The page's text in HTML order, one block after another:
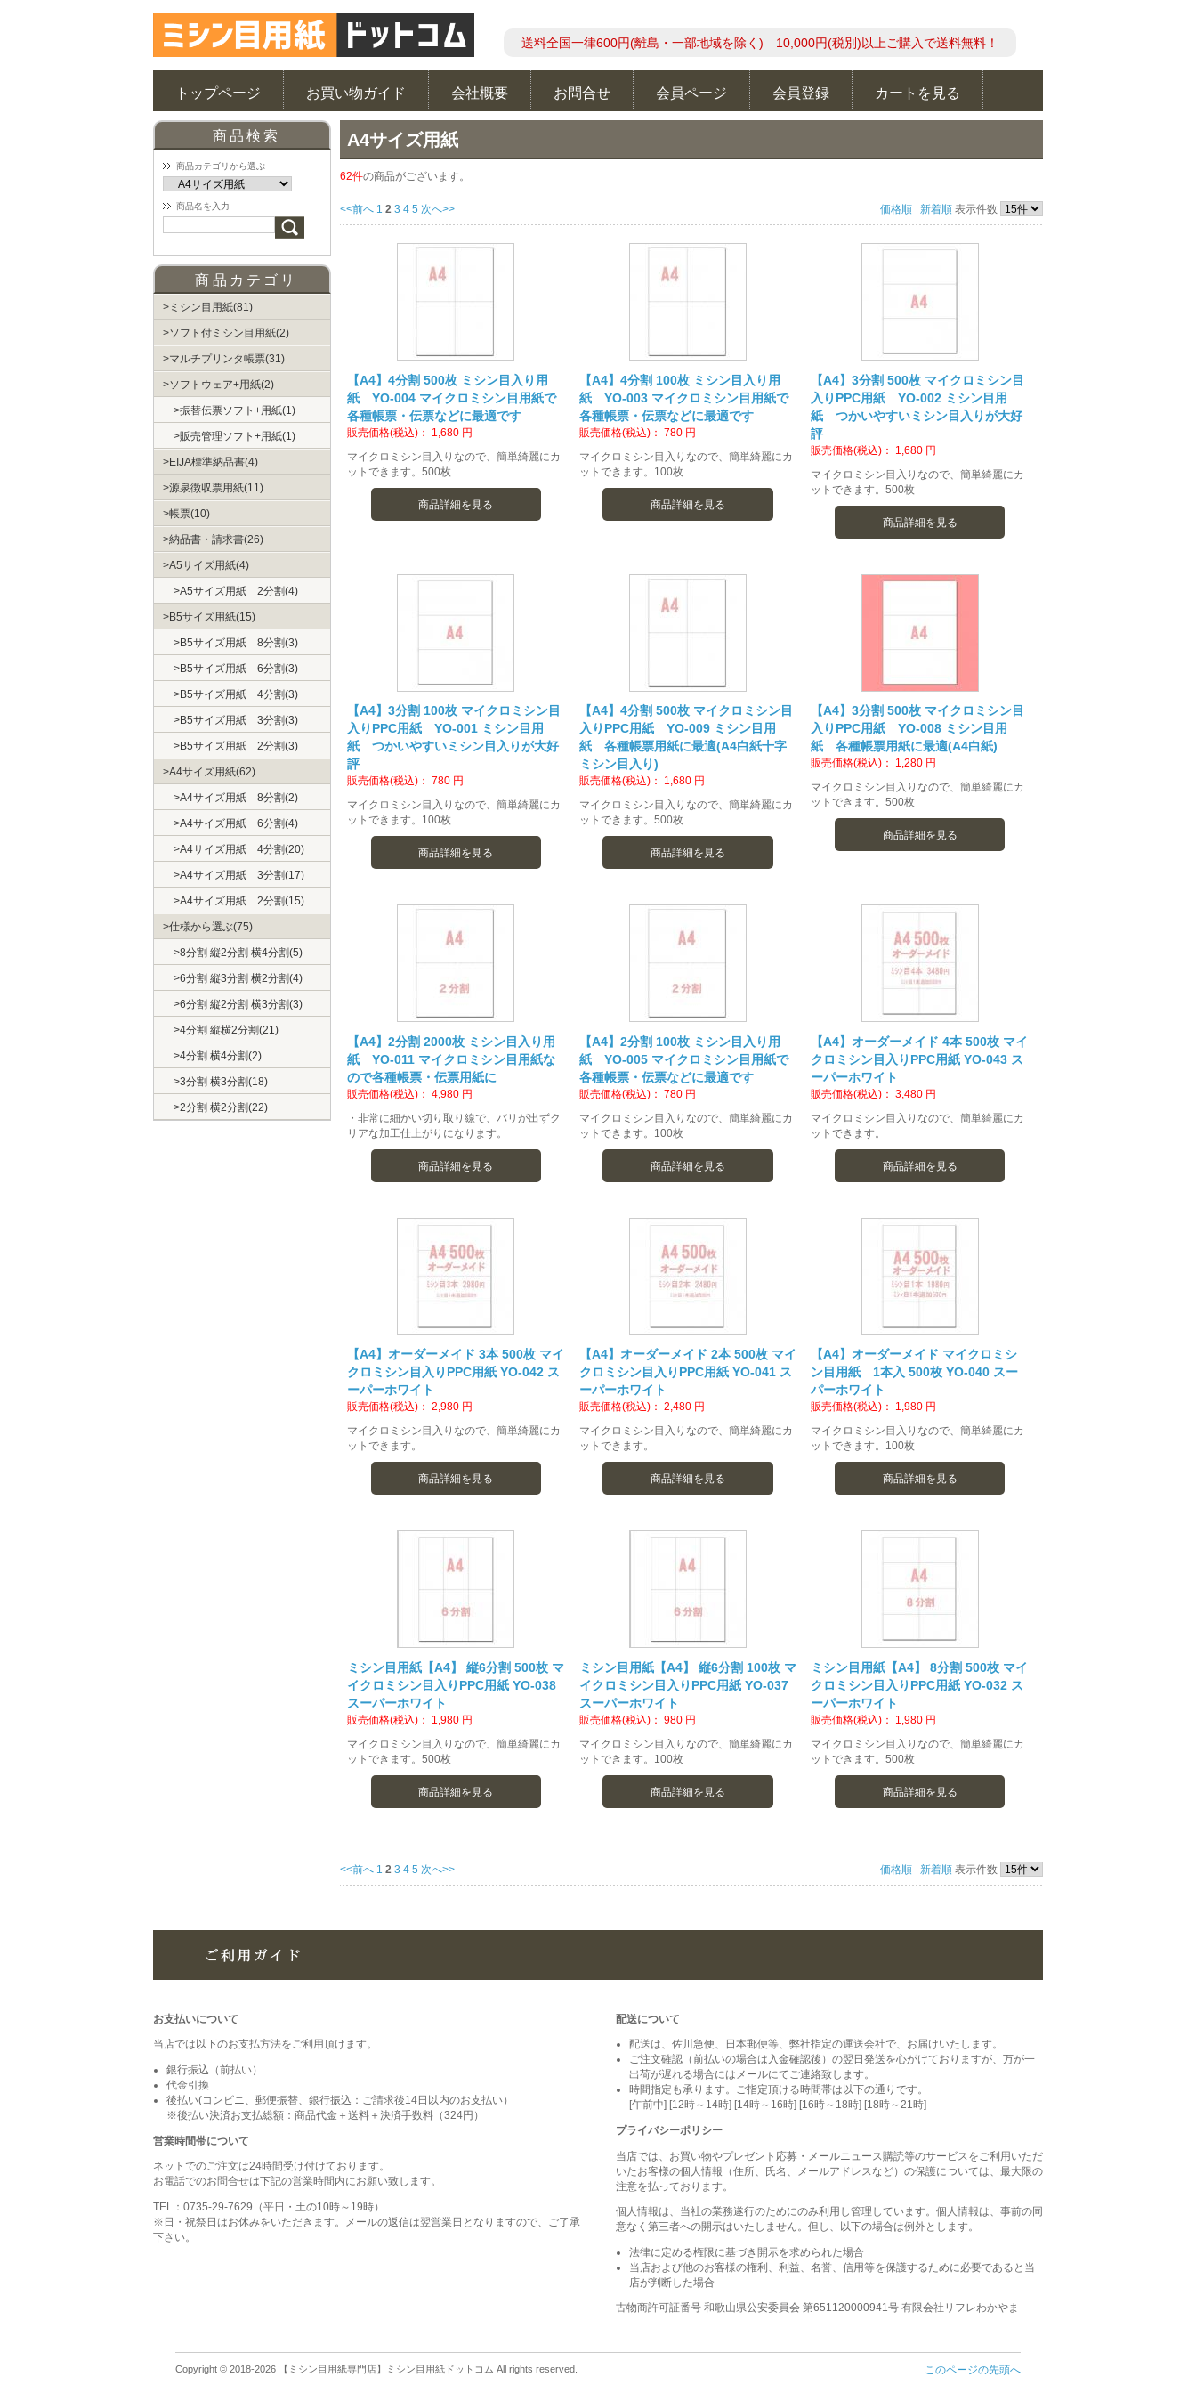
送料全国一律600円(離島・一部地域を除く) 10,000円(税別)以上ご購入で送料無料！
トップページ お買い物ガイド 会社概要 お問合せ 会員ページ 会員登録 カートを見る
商品検索
商品カテゴリから選ぶ
商品名を入力
商品カテゴリ
ミシン目用紙(81)
ソフト付ミシン目用紙(2)
マルチプリンタ帳票(31)
ソフトウェア+用紙(2)
振替伝票ソフト+用紙(1)
販売管理ソフト+用紙(1)
EIJA標準納品書(4)
源泉徴収票用紙(11)
帳票(10)
納品書・請求書(26)
A5サイズ用紙(4)
A5サイズ用紙 2分割(4)
B5サイズ用紙(15)
B5サイズ用紙 8分割(3)
B5サイズ用紙 6分割(3)
B5サイズ用紙 4分割(3)
B5サイズ用紙 3分割(3)
B5サイズ用紙 2分割(3)
A4サイズ用紙(62)
A4サイズ用紙 8分割(2)
A4サイズ用紙 6分割(4)
A4サイズ用紙 4分割(20)
A4サイズ用紙 3分割(17)
A4サイズ用紙 2分割(15)
仕様から選ぶ(75)
8分割 縦2分割 横4分割(5)
6分割 縦3分割 横2分割(4)
6分割 縦2分割 横3分割(3)
4分割 縦横2分割(21)
4分割 横4分割(2)
3分割 横3分割(18)
2分割 横2分割(22)
A4サイズ用紙
62件の商品がございます。
価格順 新着順 表示件数
<<前へ 1 2 3 4 5 次へ>>
【A4】4分割 500枚 ミシン目入り用
紙 YO-004 マイクロミシン目用紙で
各種帳票・伝票などに最適です
販売価格(税込)： 1,680円
マイクロミシン目入りなので、簡単綺麗にカ
ットできます。500枚
商品詳細を見る
【A4】4分割 100枚 ミシン目入り用
紙 YO-003 マイクロミシン目用紙で
各種帳票・伝票などに最適です
販売価格(税込)： 780円
マイクロミシン目入りなので、簡単綺麗にカ
ットできます。100枚
商品詳細を見る
【A4】3分割 500枚 マイクロミシン目
入りPPC用紙 YO-002 ミシン目用
紙 つかいやすいミシン目入りが大好
評
販売価格(税込)： 1,680 円
マイクロミシン目入りなので、簡単綺麗にカ
ットできます。500枚
商品詳細を見る
【A4】3分割 100枚 マイクロミシン目
入りPPC用紙 YO-001 ミシン目用
紙 つかいやすいミシン目入りが大好
評
販売価格(税込)： 780円
マイクロミシン目入りなので、簡単綺麗にカ
ットできます。100枚
商品詳細を見る
【A4】4分割 500枚 マイクロミシン目
入りPPC用紙 YO-009 ミシン目用
紙 各種帳票用紙に最適(A4白紙十字
ミシン目入り)
販売価格(税込)： 1,680円
マイクロミシン目入りなので、簡単綺麗にカ
ットできます。500枚
商品詳細を見る
【A4】3分割 500枚 マイクロミシン目
入りPPC用紙 YO-008 ミシン目用
紙 各種帳票用紙に最適(A4白紙)
販売価格(税込)： 1,280 円
マイクロミシン目入りなので、簡単綺麗にカ
ットできます。500枚
商品詳細を見る
【A4】2分割 2000枚 ミシン目入り用
紙 YO-011 マイクロミシン目用紙な
ので各種帳票・伝票用紙に
販売価格(税込)： 4,980円
・非常に細かい切り取り線で、バリが出ずク
リアな加工仕上がりになります。
商品詳細を見る
【A4】2分割 100枚 ミシン目入り用
紙 YO-005 マイクロミシン目用紙で
各種帳票・伝票などに最適です
販売価格(税込)： 780円
マイクロミシン目入りなので、簡単綺麗にカ
ットできます。100枚
商品詳細を見る
【A4】オーダーメイド 4本 500枚 マイ
クロミシン目入りPPC用紙 YO-043 ス
ーパーホワイト
販売価格(税込)：3,480 円
マイクロミシン目入りなので、簡単綺麗にカ
ットできます。
商品詳細を見る
【A4】オーダーメイド 3本 500枚 マイ
クロミシン目入りPPC用紙 YO-042 ス
ーパーホワイト
販売価格(税込)： 2,980円
マイクロミシン目入りなので、簡単綺麗にカ
ットできます。
商品詳細を見る
【A4】オーダーメイド 2本 500枚 マイ
クロミシン目入りPPC用紙 YO-041 ス
ーパーホワイト
販売価格(税込)： 2,480円
マイクロミシン目入りなので、簡単綺麗にカ
ットできます。
商品詳細を見る
【A4】オーダーメイド マイクロミシ
ン目用紙 1本入 500枚 YO-040 スー
パーホワイト
販売価格(税込)： 1,980 円
マイクロミシン目入りなので、簡単綺麗にカ
ットできます。100枚
商品詳細を見る
ミシン目用紙【A4】 縦6分割 500枚 マ
イクロミシン目入りPPC用紙 YO-038
スーパーホワイト
販売価格(税込)： 1,980円
マイクロミシン目入りなので、簡単綺麗にカ
ットできます。500枚
商品詳細を見る
ミシン目用紙【A4】 縦6分割 100枚 マ
イクロミシン目入りPPC用紙 YO-037
スーパーホワイト
販売価格(税込)： 980円
マイクロミシン目入りなので、簡単綺麗にカ
ットできます。100枚
商品詳細を見る
ミシン目用紙【A4】 8分割 500枚 マイ
クロミシン目入りPPC用紙 YO-032 ス
ーパーホワイト
販売価格(税込)： 1,980 円
マイクロミシン目入りなので、簡単綺麗にカ
ットできます。500枚
商品詳細を見る
価格順 新着順 表示件数
<<前へ 1 2 3 4 5 次へ>>
お支払いについて
当店では以下のお支払方法をご利用頂けます。
銀行振込（前払い）
代金引換
後払い(コンビニ、郵便振替、銀行振込：ご請求後14日以内のお支払い）
※後払い決済お支払総額：商品代金＋送料＋決済手数料（324円）
営業時間帯について
ネットでのご注文は24時間受け付けております。
お電話でのお問合せは下記の営業時間内にお願い致します。
TEL：0735-29-7629（平日・土の10時～19時）
※日・祝祭日はお休みをいただきます。メールの返信は翌営業日となりますので、ご了承
下さい。
配送について
配送は、佐川急便、日本郵便等、弊社指定の運送会社で、お届けいたします。
ご注文確認（前払いの場合は入金確認後）の翌日発送を心がけておりますが、万が一
出荷が遅れる場合にはメールにてご連絡致します。
時間指定も承ります。ご指定頂ける時間帯は以下の通りです。
[午前中] [12時～14時] [14時～16時] [16時～18時] [18時～21時]
プライバシーポリシー
当店では、お買い物やプレゼント応募・メールニュース購読等のサービスをご利用いただ
いたお客様の個人情報（住所、氏名、メールアドレスなど）の保護については、最大限の
注意を払っております。
個人情報は、当社の業務遂行のためにのみ利用し管理しています。個人情報は、事前の同
意なく第三者への開示はいたしません。但し、以下の場合は例外とします。
法律に定める権限に基づき開示を求められた場合
当店および他のお客様の権利、利益、名誉、信用等を保護するために必要であると当
店が判断した場合
古物商許可証番号 和歌山県公安委員会 第651120000941号 有限会社リフレわかやま
このページの先頭へ
Copyright © 2018-2026 【ミシン目用紙専門店】ミシン目用紙ドットコム All rights reserved.